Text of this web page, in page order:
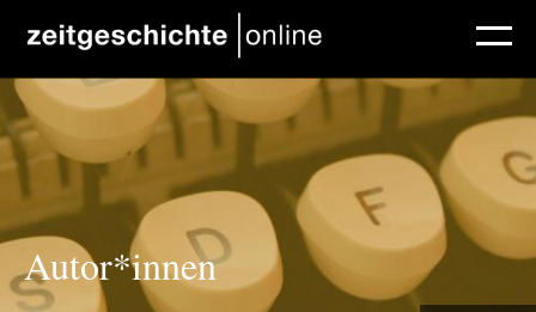
Direkt zum Inhalt
Autor*innen